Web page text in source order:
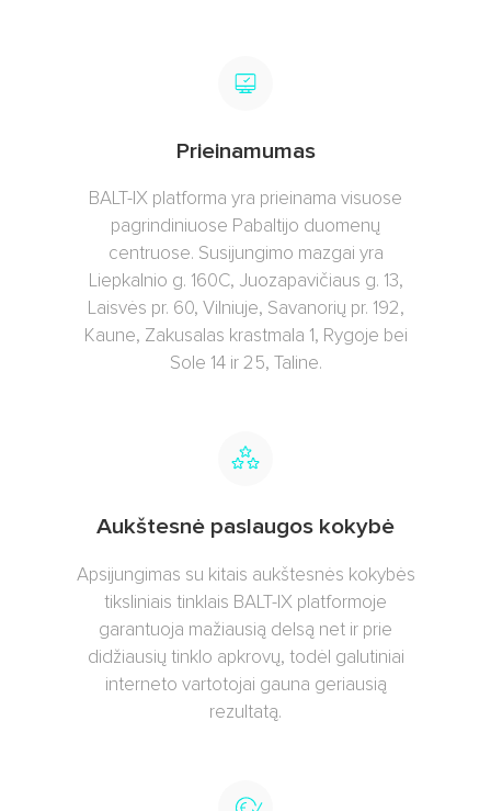
Prieinamumas
BALT-IX platforma yra prieinama visuose
pagrindiniuose Pabaltijo duomenų
centruose. Susijungimo mazgai yra
Liepkalnio g. 160C, Juozapavičiaus g. 13,
Laisvės pr. 60, Vilniuje, Savanorių pr. 192,
Kaune, Zakusalas krastmala 1, Rygoje bei
Sole 14 ir 25, Taline.
Aukštesnė paslaugos kokybė
Apsijungimas su kitais aukštesnės kokybės
tiksliniais tinklais BALT-IX platformoje
garantuoja mažiausią delsą net ir prie
didžiausių tinklo apkrovų, todėl galutiniai
interneto vartotojai gauna geriausią
rezultatą.